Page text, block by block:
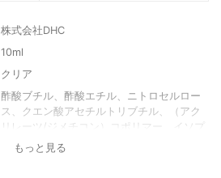
株式会社DHC
10ml
クリア
酢酸ブチル、酢酸エチル、ニトロセルロー
ス、クエン酸アセチルトリブチル、（アク
リレーツ/ジメチコン）コポリマー、イソプ
ロパノール、カンフル、イソ酪酸酢酸スク
もっと見る